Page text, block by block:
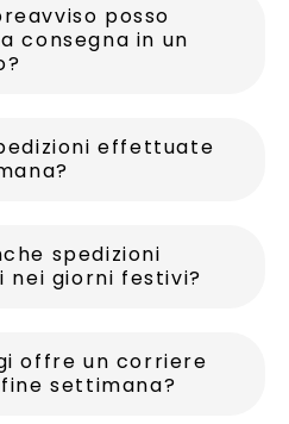
posso
consegna in un
effettuate
spedizioni
nei giorni festivi?
offre un corriere
settimana?